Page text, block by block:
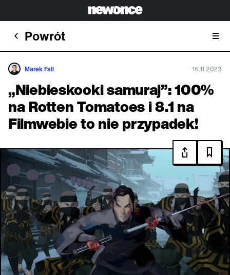
Powrót
Marek Fall 16.11.2023
„Niebieskooki samuraj”: 100%
na Rotten Tomatoes i 8.1 na
Filmwebie to nie przypadek!